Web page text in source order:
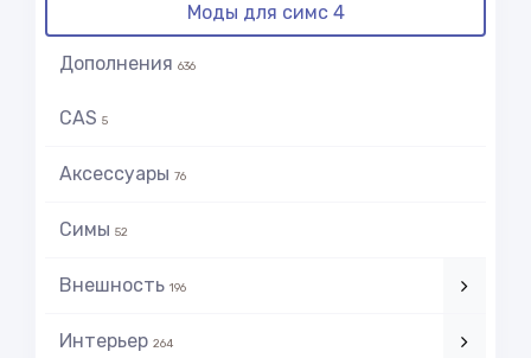
Моды для симс 4
Дополнения 636
CAS 5
Аксессуары 76
Симы 52
Внешность 196
Интерьер 264